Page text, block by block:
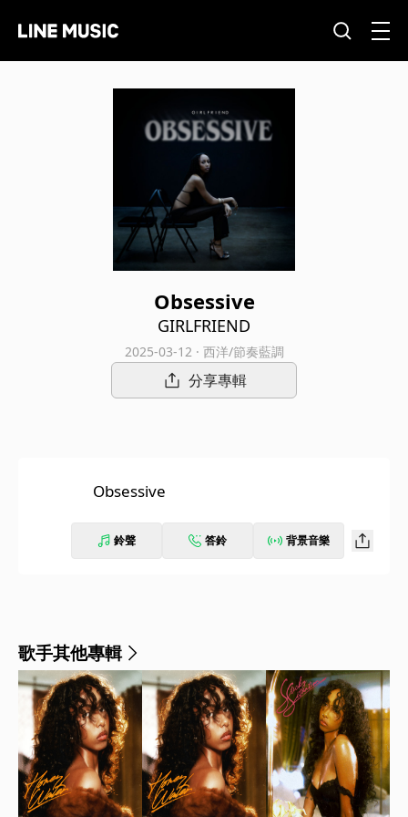
Obsessive
GIRLFRIEND
2025-03-12 · 西洋/節奏藍調
分享專輯
Obsessive
鈴聲 答鈴 背景音樂
歌手其他專輯